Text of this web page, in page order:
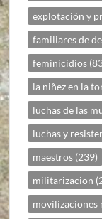
explotación y
familiares de
feminicidios
la niñez en la
luchas de las
luchas y
maestros (239)
militarizacion
movilizaciones